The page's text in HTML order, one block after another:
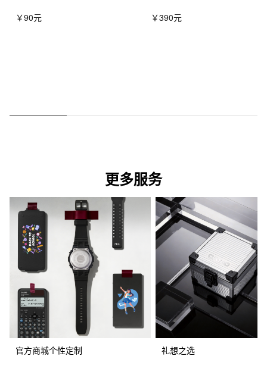
￥90元 ￥390元
更多服务
官方商城个性定制 礼想之选